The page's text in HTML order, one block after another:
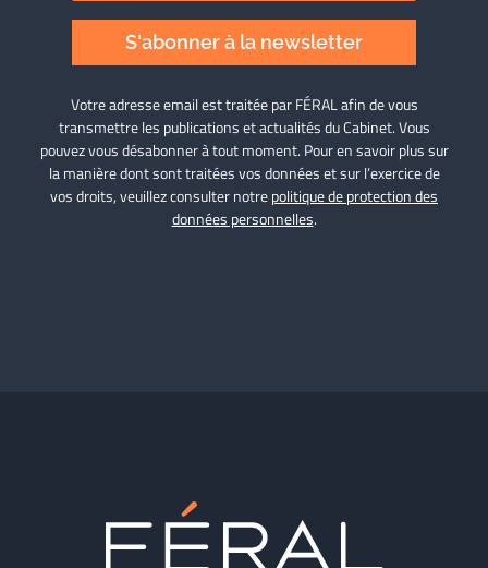
S'abonner à la newsletter
Votre adresse email est traitée par FÉRAL afin de vous
transmettre les publications et actualités du Cabinet. Vous
pouvez vous désabonner à tout moment. Pour en savoir plus sur
la manière dont sont traitées vos données et sur l’exercice de
vos droits, veuillez consulter notrepolitique de protection des
données personnelles.